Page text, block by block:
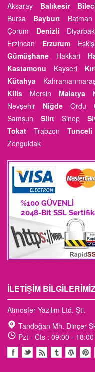
Aksaray
Balıkesir
Bursa
Bayburt Batman
Çorum
Denizli
Erzincan
Erzurum
Gümüşhane
Hakkari
Kastamonu
Kayseri
Kütahya
Kilis
Mersin Malatya
Nevşehir
Niğde Ordu
Samsun
Siirt Sinop
Tokat
Trabzon Tunceli
Zonguldak
İLETIŞIM BILGILERIMIZ
Atmosfer Yazılım Ltd. Şti.
Tandoğan Mh. Dinçer
Pzt - Cts : 09:00 - 18:00